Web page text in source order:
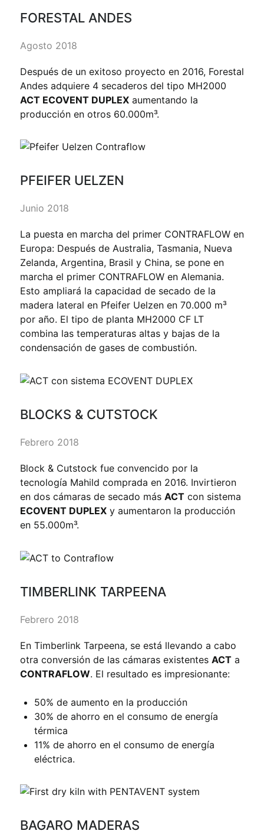
FORESTAL ANDES
Agosto 2018
Después de un exitoso proyecto en 2016, Forestal
Andes adquiere 4 secaderos del tipo MH2000
ACT ECOVENT DUPLEX aumentando la
producción en otros 60.000m³.
PFEIFER UELZEN
Junio 2018
La puesta en marcha del primer CONTRAFLOW en
Europa: Después de Australia, Tasmania, Nueva
Zelanda, Argentina, Brasil y China, se pone en
marcha el primer CONTRAFLOW en Alemania.
Esto ampliará la capacidad de secado de la
madera lateral en Pfeifer Uelzen en 70.000 m³
por año. El tipo de planta MH2000 CF LT
combina las temperaturas altas y bajas de la
condensación de gases de combustión.
BLOCKS & CUTSTOCK
Febrero 2018
Block & Cutstock fue convencido por la
tecnología Mahild comprada en 2016. Invirtieron
en dos cámaras de secado más ACT con sistema
ECOVENT DUPLEX y aumentaron la producción
en 55.000m³.
TIMBERLINK TARPEENA
Febrero 2018
En Timberlink Tarpeena, se está llevando a cabo
otra conversión de las cámaras existentes ACT a
CONTRAFLOW. El resultado es impresionante:
50% de aumento en la producción
30% de ahorro en el consumo de energía
térmica
11% de ahorro en el consumo de energía
eléctrica.
BAGARO MADERAS